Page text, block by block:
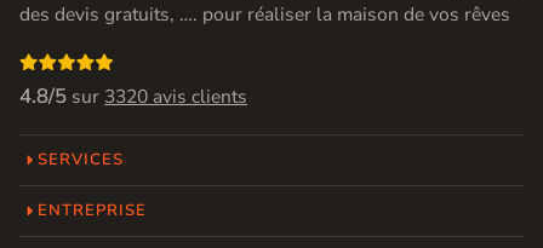
des devis gratuits, …. pour réaliser la maison de vos rêves

4.8/5 sur 3320 avis clients
SERVICES
ENTREPRISE